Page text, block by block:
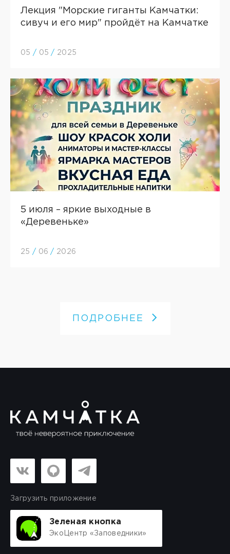
Лекция "Морские гиганты Камчатки:
сивуч и его мир" пройдёт на Камчатке
05 / 05 / 2025
5 июля – яркие выходные в
«Деревеньке»
25 / 06 / 2026
ПОДРОБНЕЕ
Загрузить приложение
Зеленая кнопка
ЭкоЦентр «Заповедники»